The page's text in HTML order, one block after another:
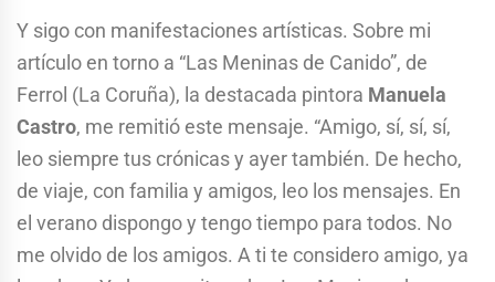
Y sigo con manifestaciones artísticas. Sobre mi
artículo en torno a “Las Meninas de Canido”, de
Ferrol (La Coruña), la destacada pintora Manuela
Castro, me remitió este mensaje. “Amigo, sí, sí, sí,
leo siempre tus crónicas y ayer también. De hecho,
de viaje, con familia y amigos, leo los mensajes. En
el verano dispongo y tengo tiempo para todos. No
me olvido de los amigos. A ti te considero amigo, ya